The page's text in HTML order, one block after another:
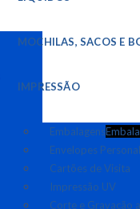
MOCHILAS, SACOS E
IMPRESSÃO
Embalagens
Envelopes
Cartões de Visita
Impressão UV
Corte e Gravação